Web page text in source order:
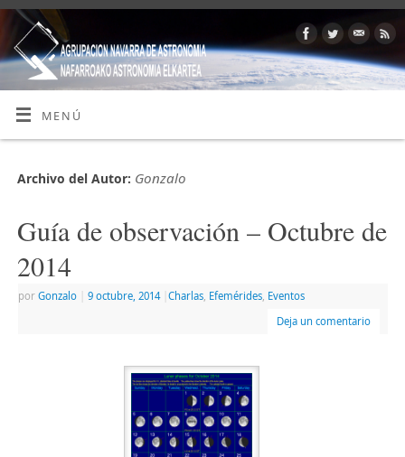
MENÚ
Archivo del Autor: Gonzalo
Guía de observación – Octubre de
2014
por Gonzalo 9 octubre, 2014 Charlas, Efemérides, Eventos
Deja un comentario